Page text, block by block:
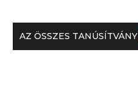
AZ ÖSSZES TANÚSÍTVÁNY